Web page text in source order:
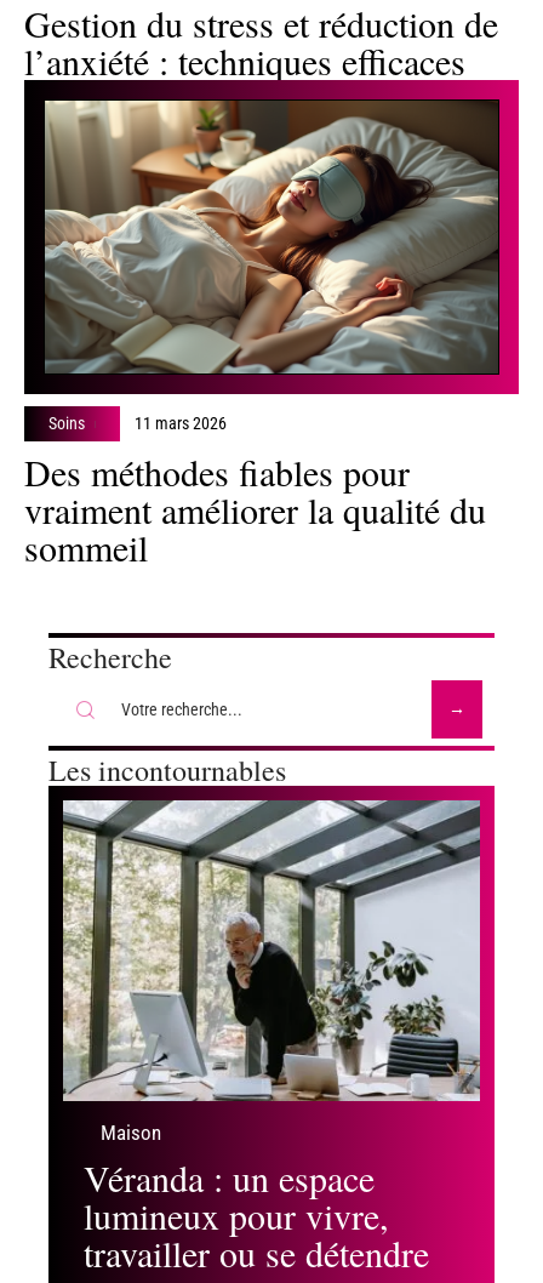
Gestion du stress et réduction de
l’anxiété : techniques efficaces
Soins 11 mars 2026
Des méthodes fiables pour
vraiment améliorer la qualité du
sommeil
Recherche
Les incontournables
Maison
Véranda : un espace
lumineux pour vivre,
travailler ou se détendre